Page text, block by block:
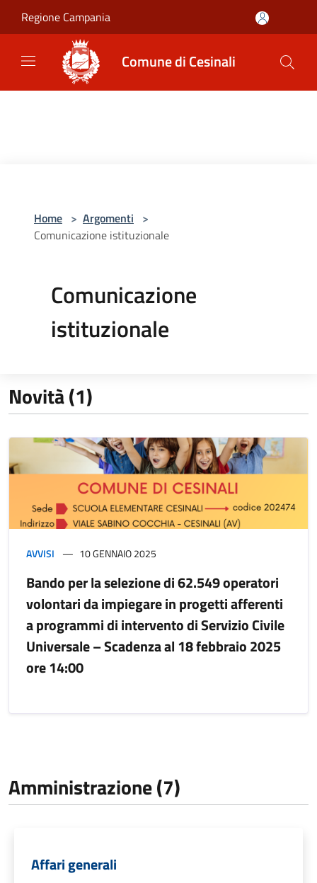
Regione Campania
Comune di Cesinali
Home > Argomenti >
Comunicazione istituzionale
Comunicazione
istituzionale
Novità (1)
AVVISI 10 GENNAIO 2025
Bando per la selezione di 62.549 operatori
volontari da impiegare in progetti afferenti
a programmi di intervento di Servizio Civile
Universale – Scadenza al 18 febbraio 2025
ore 14:00
Amministrazione (7)
Affari generali